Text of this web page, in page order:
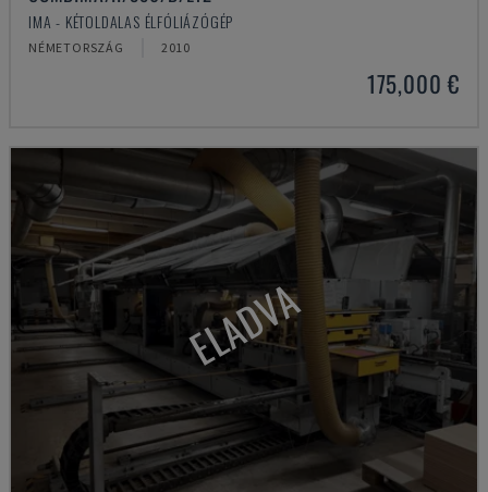
IMA - KÉTOLDALAS ÉLFÓLIÁZÓGÉP
NÉMETORSZÁG 2010
175,000 €
ELADVA